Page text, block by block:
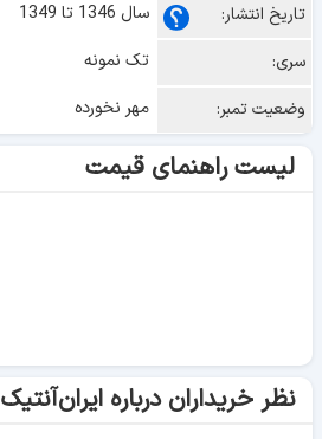
تاریخ انتشار:
سال 1346 تا 1349
سری:
تک نمونه
وضعیت تمبر:
مهر نخورده
لیست راهنمای قیمت
نظر خریداران درباره ایران‌آنتیک